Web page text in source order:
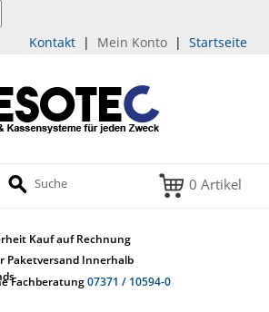
Startseite
|
Mein Konto
|
Kontakt
Suche 0 Artikel
Kauf auf Rechnung
Paketversand Innerhalb
Fachberatung07371 / 10594-0